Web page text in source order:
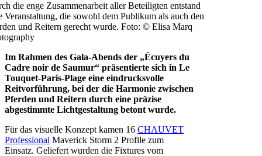
die enge Zusammenarbeit aller Beteiligten entstand
Veranstaltung, die sowohl dem Publikum als auch den
und Reitern gerecht wurde. Foto: © Elisa Marq
Im Rahmen des Gala-Abends der „Écuyers du
Cadre noir de Saumur“ präsentierte sich in Le
Touquet-Paris-Plage eine eindrucksvolle
Reitvorführung, bei der die Harmonie zwischen
Pferden und Reitern durch eine präzise
abgestimmte Lichtgestaltung betont wurde.
Für das visuelle Konzept kamen 16 CHAUVET
Professional Maverick Storm 2 Profile zum
Einsatz. Geliefert wurden die Fixtures vom